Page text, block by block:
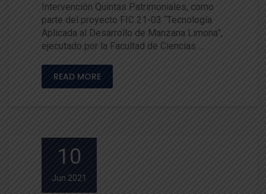
Intervención Quintas Patrimoniales, como
parte del proyecto FIC 21-03 “Tecnología
Aplicada al Desarrollo de Manzana Limona”,
ejecutado por la Facultad de Ciencias …
READ MORE
10
Jun 2021